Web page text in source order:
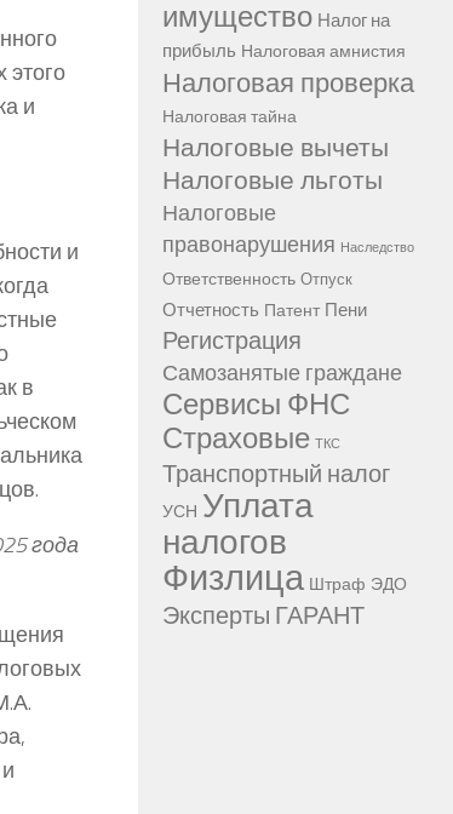
этого
и
и
в
года
имущество Налог на
прибыль Налоговая амнистия
Налоговая проверка
Налоговая тайна
Налоговые вычеты
Налоговые льготы
Налоговые
правонарушения Наследство
Ответственность Отпуск
Отчетность Патент Пени
Регистрация
Самозанятые граждане
Сервисы ФНС
Страховые ТКС
Транспортный налог
УСН Уплата
налогов
Физлица Штраф ЭДО
Эксперты ГАРАНТ